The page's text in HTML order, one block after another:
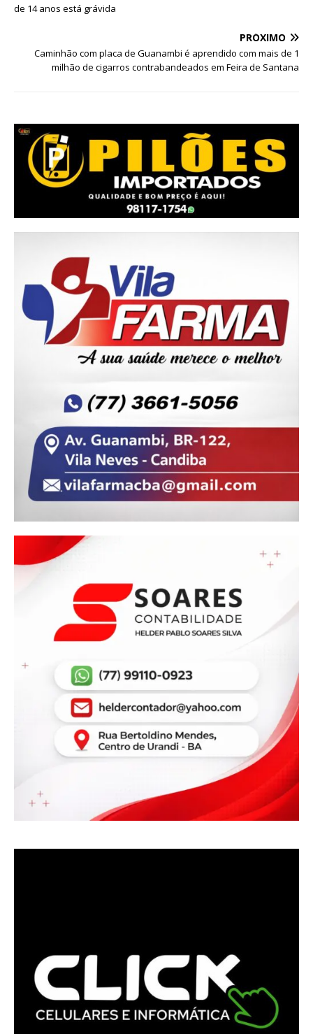
de 14 anos está grávida
PRÓXIMO
Caminhão com placa de Guanambi é aprendido com mais de 1
milhão de cigarros contrabandeados em Feira de Santana